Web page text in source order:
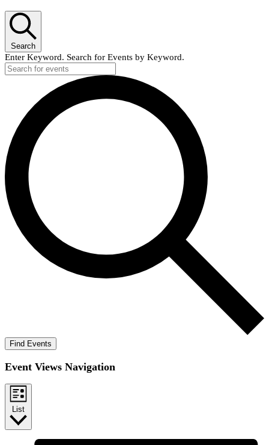
Search
Enter Keyword. Search for Events by Keyword.
Find Events
Event Views Navigation
List